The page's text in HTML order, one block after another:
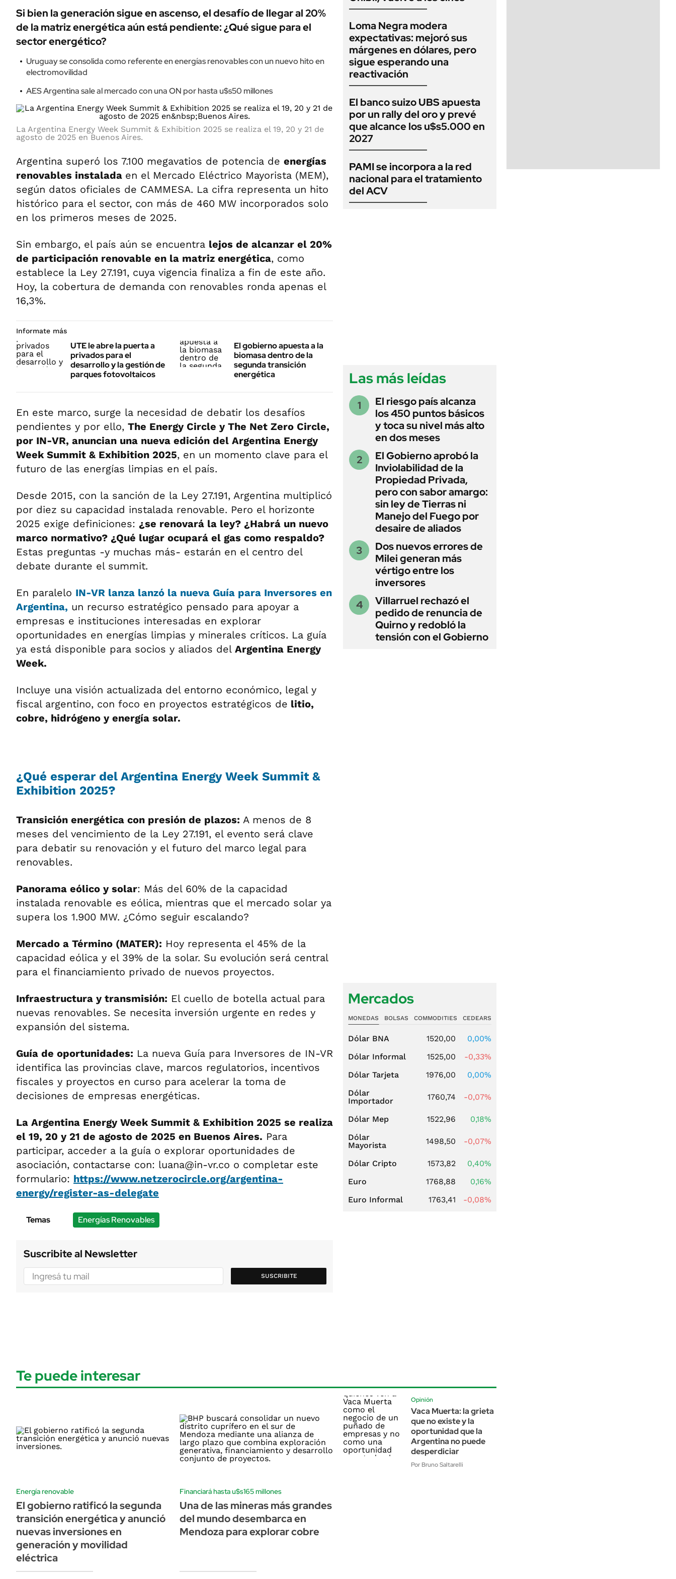
Si bien la generación sigue en ascenso, el desafío de llegar al 20%
de la matriz energética aún está pendiente: ¿Qué sigue para el
sector energético?
Uruguay se consolida como referente en energías renovables con un nuevo hito en
electromovilidad
AES Argentina sale al mercado con una ON por hasta u$s50 millones
La Argentina Energy Week Summit & Exhibition 2025 se realiza el 19, 20 y 21 de
agosto de 2025 en Buenos Aires.
Argentina superó los 7.100 megavatios de potencia de energías
renovables instalada en el Mercado Eléctrico Mayorista (MEM),
según datos oficiales de CAMMESA. La cifra representa un hito
histórico para el sector, con más de 460 MW incorporados solo
en los primeros meses de 2025.
Sin embargo, el país aún se encuentra lejos de alcanzar el 20%
de participación renovable en la matriz energética, como
establece la Ley 27.191, cuya vigencia finaliza a fin de este año.
Hoy, la cobertura de demanda con renovables ronda apenas el
16,3%.
Informate más
UTE le abre la puerta a
privados para el
desarrollo y la gestión de
parques fotovoltaicos
El gobierno apuesta a la
biomasa dentro de la
segunda transición
energética
En este marco, surge la necesidad de debatir los desafíos
pendientes y por ello, The Energy Circle y The Net Zero Circle,
por IN-VR, anuncian una nueva edición del Argentina Energy
Week Summit & Exhibition 2025, en un momento clave para el
futuro de las energías limpias en el país.
Desde 2015, con la sanción de la Ley 27.191, Argentina multiplicó
por diez su capacidad instalada renovable. Pero el horizonte
2025 exige definiciones: ¿se renovará la ley? ¿Habrá un nuevo
marco normativo? ¿Qué lugar ocupará el gas como respaldo?
Estas preguntas -y muchas más- estarán en el centro del
debate durante el summit.
En paralelo IN-VR lanza lanzó la nueva Guía para Inversores en
Argentina, un recurso estratégico pensado para apoyar a
empresas e instituciones interesadas en explorar
oportunidades en energías limpias y minerales críticos. La guía
ya está disponible para socios y aliados del Argentina Energy
Week.
Incluye una visión actualizada del entorno económico, legal y
fiscal argentino, con foco en proyectos estratégicos de litio,
cobre, hidrógeno y energía solar.
¿Qué esperar del Argentina Energy Week Summit &
Exhibition 2025?
Transición energética con presión de plazos: A menos de 8
meses del vencimiento de la Ley 27.191, el evento será clave
para debatir su renovación y el futuro del marco legal para
renovables.
Panorama eólico y solar: Más del 60% de la capacidad
instalada renovable es eólica, mientras que el mercado solar ya
supera los 1.900 MW. ¿Cómo seguir escalando?
Mercado a Término (MATER): Hoy representa el 45% de la
capacidad eólica y el 39% de la solar. Su evolución será central
para el financiamiento privado de nuevos proyectos.
Infraestructura y transmisión: El cuello de botella actual para
nuevas renovables. Se necesita inversión urgente en redes y
expansión del sistema.
Guía de oportunidades: La nueva Guía para Inversores de IN-VR
identifica las provincias clave, marcos regulatorios, incentivos
fiscales y proyectos en curso para acelerar la toma de
decisiones de empresas energéticas.
La Argentina Energy Week Summit & Exhibition 2025 se realiza
el 19, 20 y 21 de agosto de 2025 en Buenos Aires. Para
participar, acceder a la guía o explorar oportunidades de
asociación, contactarse con: luana@in-vr.co o completar este
formulario: https://www.netzerocircle.org/argentina-
energy/register-as-delegate
Temas Energías Renovables
Suscribite al Newsletter
SUSCRIBITE
Loma Negra modera
expectativas: mejoró sus
márgenes en dólares, pero
sigue esperando una
reactivación
El banco suizo UBS apuesta
por un rally del oro y prevé
que alcance los u$s5.000 en
2027
PAMI se incorpora a la red
nacional para el tratamiento
del ACV
Las más leídas
El riesgo país alcanza
los 450 puntos básicos
y toca su nivel más alto
en dos meses
El Gobierno aprobó la
Inviolabilidad de la
Propiedad Privada,
pero con sabor amargo:
sin ley de Tierras ni
Manejo del Fuego por
desaire de aliados
Dos nuevos errores de
Milei generan más
vértigo entre los
inversores
Villarruel rechazó el
pedido de renuncia de
Quirno y redobló la
tensión con el Gobierno
Mercados
MONEDAS BOLSAS COMMODITIES CEDEARS
Dólar BNA 1520,00
0,00%
Dólar Informal
1525,00
-0,33%
Dólar Tarjeta
1976,00
0,00%
Dólar
Importador
1760,74 -0,07%
Dólar Mep 1522,96
0,18%
Dólar
Mayorista
1498,50 -0,07%
Dólar Cripto 1573,82
0,40%
Euro
1768,88
0,16%
Euro Informal
1763,41 -0,08%
Te puede interesar
Energía renovable
El gobierno ratificó la segunda
transición energética y anunció
nuevas inversiones en
generación y movilidad
eléctrica
Financiará hasta u$s165 millones
Una de las mineras más grandes
del mundo desembarca en
Mendoza para explorar cobre
Opinión
Vaca Muerta: la grieta
que no existe y la
oportunidad que la
Argentina no puede
desperdiciar
Por Bruno Saltarelli